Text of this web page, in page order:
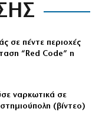
σε πέντε περιοχές
“Red Code” η
ναρκωτικά σε
(βίντεο)